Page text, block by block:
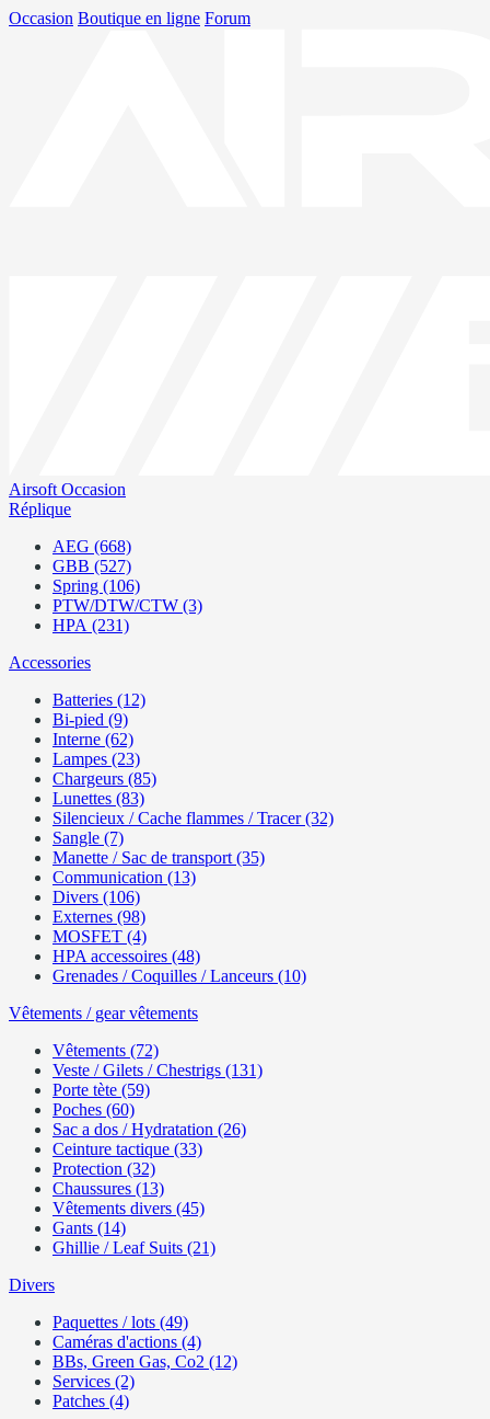
Occasion Boutique en ligne Forum
Airsoft Occasion
Réplique
AEG (668)
GBB (527)
Spring (106)
PTW/DTW/CTW (3)
HPA (231)
Accessories
Batteries (12)
Bi-pied (9)
Interne (62)
Lampes (23)
Chargeurs (85)
Lunettes (83)
Silencieux / Cache flammes / Tracer (32)
Sangle (7)
Manette / Sac de transport (35)
Communication (13)
Divers (106)
Externes (98)
MOSFET (4)
HPA accessoires (48)
Grenades / Coquilles / Lanceurs (10)
Vêtements / gear vêtements
Vêtements (72)
Veste / Gilets / Chestrigs (131)
Porte tète (59)
Poches (60)
Sac a dos / Hydratation (26)
Ceinture tactique (33)
Protection (32)
Chaussures (13)
Vêtements divers (45)
Gants (14)
Ghillie / Leaf Suits (21)
Divers
Paquettes / lots (49)
Caméras d'actions (4)
BBs, Green Gas, Co2 (12)
Services (2)
Patches (4)